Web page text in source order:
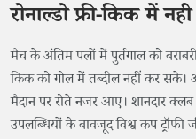
रोनाल्डो फ्री-किक में
मैच के अंतिम पलों में पुर्तगाल को
किक को गोल में तब्दील नहीं कर सके।
मैदान पर रोते नजर आए। शानदार
उपलब्धियों के बावजूद विश्व कप ट्रॉफी